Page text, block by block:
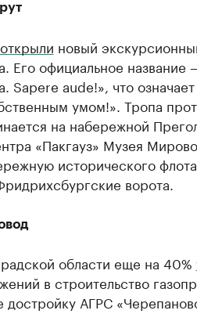
открыли новый
Его официальное
Sapere aude!», что
умом!». Тропа
на набережной
«Пакгауз» Музея
исторического
ворота.
области еще на 40%
в строительство
достройку АГРС